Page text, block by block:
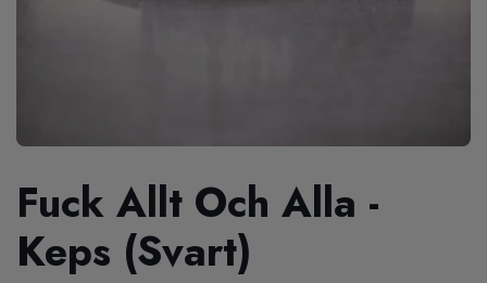
Fuck Allt Och Alla -
Keps (Svart)